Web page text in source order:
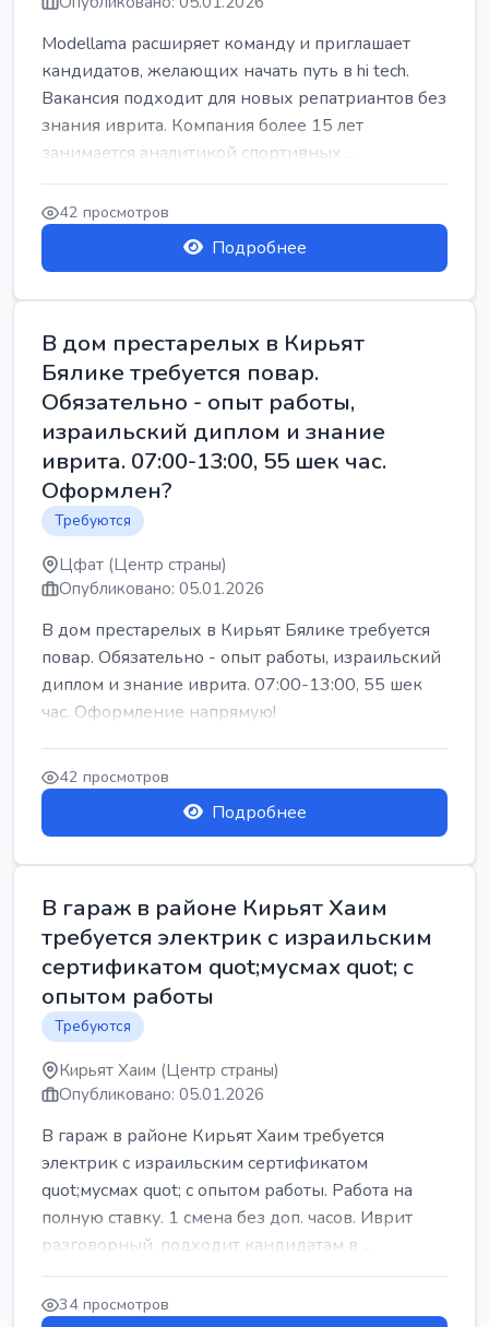
Modellama расширяет команду и приглашает
кандидатов, желающих начать путь в hi tech.
Вакансия подходит для новых репатриантов без
знания иврита. Компания более 15 лет
занимается аналитикой спортивных ...
42 просмотров
Подробнее
В дом престарелых в Кирьят
Бялике требуется повар.
Обязательно - опыт работы,
израильский диплом и знание
иврита. 07:00-13:00, 55 шек час.
Оформлен?
Требуются
Цфат (Центр страны)
Опубликовано: 05.01.2026
В дом престарелых в Кирьят Бялике требуется
повар. Обязательно - опыт работы, израильский
диплом и знание иврита. 07:00-13:00, 55 шек
час. Оформление напрямую!
42 просмотров
Подробнее
В гараж в районе Кирьят Хаим
требуется электрик с израильским
сертификатом quot;мусмах quot; с
опытом работы
Требуются
Кирьят Хаим (Центр страны)
Опубликовано: 05.01.2026
В гараж в районе Кирьят Хаим требуется
электрик с израильским сертификатом
quot;мусмах quot; с опытом работы. Работа на
полную ставку. 1 смена без доп. часов. Иврит
разговорный. подходит кандидатам в ...
34 просмотров